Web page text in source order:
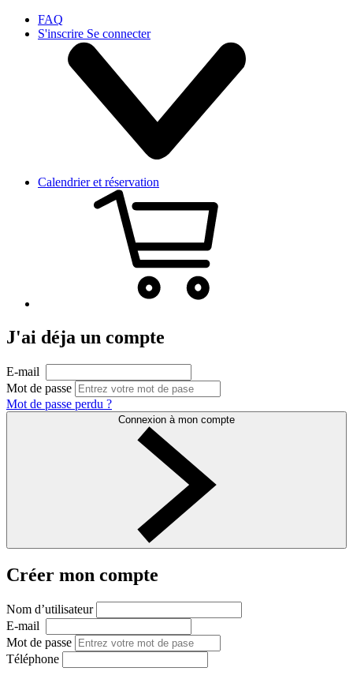
FAQ
S'inscrire Se connecter
Calendrier et réservation
J'ai déja un compte
E-mail
Mot de passe
Mot de passe perdu ?
Connexion à mon compte
Créer mon compte
Nom d’utilisateur
E-mail
Mot de passe
Téléphone